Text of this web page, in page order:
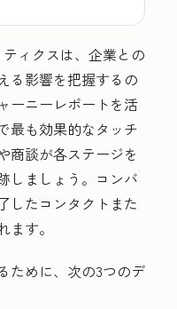
ィクスは、企業との
る影響を把握するの
ーニーレポートを活
最も効果的なタッチ
商談が各ステージを
しましょう。コンバ
したコンタクトまた
す。
ために、次の3つのデ